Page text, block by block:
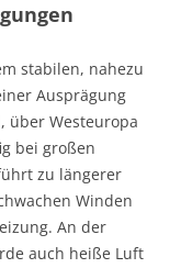
stabilen, nahezu
Ausprägung
über Westeuropa
bei großen
zu längerer
Winden
An der
auch heiße Luft